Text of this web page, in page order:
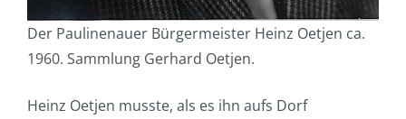
Der Paulinenauer Bürgermeister Heinz Oetjen ca.
1960. Sammlung Gerhard Oetjen.
Heinz Oetjen musste, als es ihn aufs Dorf